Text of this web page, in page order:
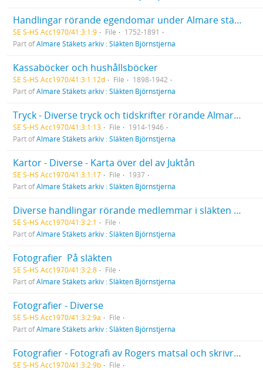
Handlingar rörande egendomar under Almare stäket  Diverse
SE S-HS Acc1970/41:3:1:9 File
1752-1891
Part ofAlmare Stäkets arkiv : Släkten Björnstjerna
Kassaböcker och hushållsböcker
SE S-HS Acc1970/41:3:1:12d File
1898-1942
Part ofAlmare Stäkets arkiv : Släkten Björnstjerna
Tryck - Diverse tryck och tidskrifter rörande Almare Stäket
SE S-HS Acc1970/41:3:1:13 File
1914-1946
Part ofAlmare Stäkets arkiv : Släkten Björnstjerna
Kartor - Diverse - Karta över del av Juktån
SE S-HS Acc1970/41:3:1:17 File
1937
Part ofAlmare Stäkets arkiv : Släkten Björnstjerna
Diverse handlingar rörande medlemmar i släkten Björnstjerna  akter med personliga handlingar
SE S-HS Acc1970/41:3:2:1
File
Part ofAlmare Stäkets arkiv : Släkten Björnstjerna
Fotografier  På släkten
SE S-HS Acc1970/41:3:2:8
File
Part ofAlmare Stäkets arkiv : Släkten Björnstjerna
Fotografier - Diverse
SE S-HS Acc1970/41:3:2:9a
File
Part ofAlmare Stäkets arkiv : Släkten Björnstjerna
Fotografier - Fotografi av Rogers matsal och skrivrum
SE S-HS Acc1970/41:3:2:9b
File